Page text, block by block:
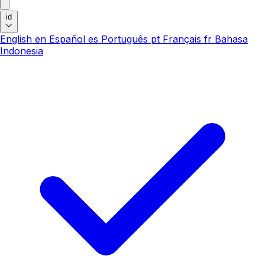
id
English en Español es Português pt Français fr Bahasa
Indonesia